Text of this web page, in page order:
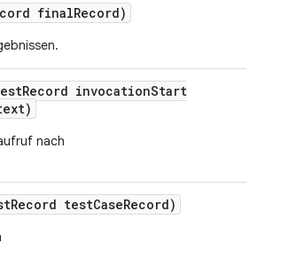
finalRecord)
Record invocationStart
nach
Record testCaseRecord)